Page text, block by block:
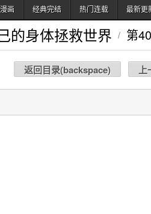
画 经典完结 热门连载 最新更
的身体拯救世界 / 第
返回目录(backspace) 上